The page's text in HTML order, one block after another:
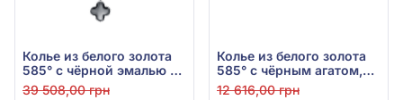
Колье из белого золота
585° с чёрной эмалью и
чёрным агатом, арт.
39 508,00 грн
Колье из белого золота
585° с чёрным агатом,
арт. 869343В
12 616,00 грн